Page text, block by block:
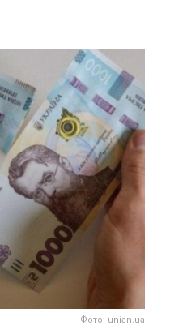
Фото: unian.ua